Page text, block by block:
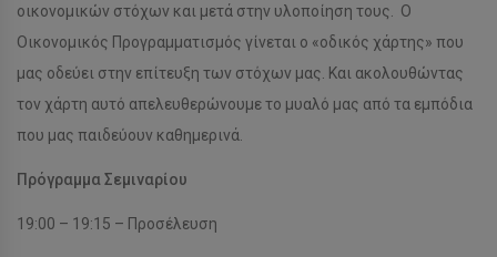
οικονομικών στόχων και μετά στην υλοποίηση τους. Ο
Οικονομικός Προγραμματισμός γίνεται ο «οδικός χάρτης» που
μας οδεύει στην επίτευξη των στόχων μας. Και ακολουθώντας
τον χάρτη αυτό απελευθερώνουμε το μυαλό μας από τα εμπόδια
που μας παιδεύουν καθημερινά.
Πρόγραμμα Σεμιναρίου
19:00 – 19:15 – Προσέλευση